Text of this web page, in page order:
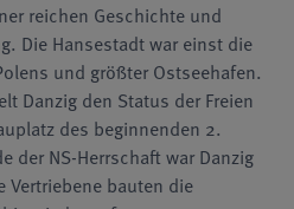
reichen Geschichte und
Die Hansestadt war einst die
und größter Ostseehafen.
Danzig den Status der Freien
des beginnenden 2.
der NS-Herrschaft war Danzig
bauten die